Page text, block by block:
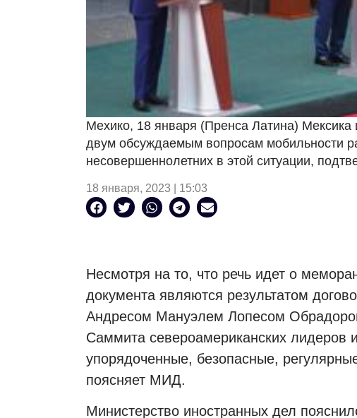
Мехико, 18 января (Пренса Латина)
двум обсуждаемым вопросам мобильности
несовершеннолетних в этой ситуации,
18 января, 2023 | 15:03
Несмотря на то, что речь идет о
документа являются результатом
Андресом Мануэлем Лопесом
Саммита североамериканских лидеров
упорядоченные, безопасные,
поясняет МИД.
Министерство иностранных дел